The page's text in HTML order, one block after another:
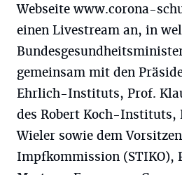
Webseite www.corona-
einen Livestream an, in
gemeinsam mit den
Ehrlich-Instituts, Prof.
des Robert Koch-Instituts,
Wieler sowie dem
Impfkommission (STIKO),